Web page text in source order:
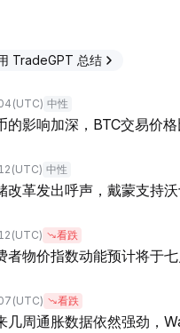
TradeGPT 总结
(UTC) 中性
的影响加深，BTC交易价
(UTC) 中性
改革发出呼声，戴蒙支持
(UTC) 看跌
者物价指数动能预计将于
(UTC) 看跌
几周通胀数据依然强劲，